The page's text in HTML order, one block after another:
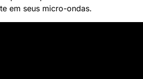
em seus micro-ondas.